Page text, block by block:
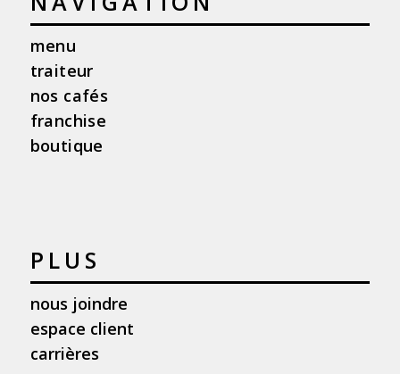
menu
traiteur
nos cafés
franchise
boutique
PLUS
nous joindre
espace client
carrières